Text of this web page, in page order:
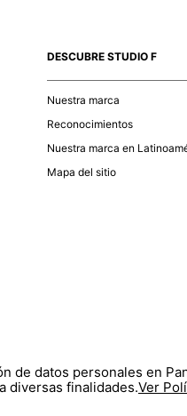
DESCUBRE STUDIO F
Nuestra marca
Reconocimientos
Nuestra marca en
Mapa del sitio
© COPYRIGHT 2020
de datos personales en
diversas finalidades.Ver